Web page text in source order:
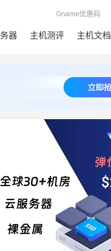
器 主机测评 主机文档
Gname优惠码